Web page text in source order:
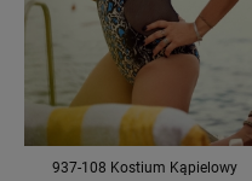
937-108 Kostium Kąpielowy